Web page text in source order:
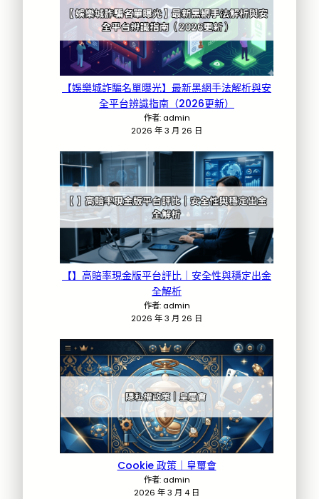
【娛樂城詐騙名單曝光】最新黑網手法解析與安
全平台辨識指南（2026更新）
作者: admin
2026 年 3 月 26 日
【】高賠率現金版平台評比｜安全性與穩定出金
全解析
作者: admin
2026 年 3 月 26 日
Cookie 政策｜皇璽會
作者: admin
2026 年 3 月 4 日